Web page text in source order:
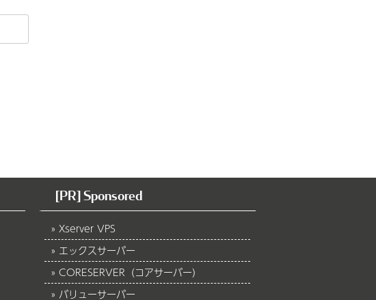
[PR] Sponsored
Xserver VPS
エックスサーバー
CORESERVER（コアサーバー）
バリューサーバー